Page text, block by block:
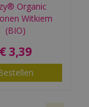
Organic
Witkiem
(BIO)
€ 3,39